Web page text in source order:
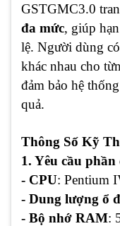
GSTGMC3.0
đa mức, giúp
lệ. Người dùng
khác nhau cho
đảm bảo hệ
quả.
Thông Số Kỹ
1. Yêu cầu phần
- CPU: Pentium
- Dung lượng ổ
- Bộ nhớ RAM: